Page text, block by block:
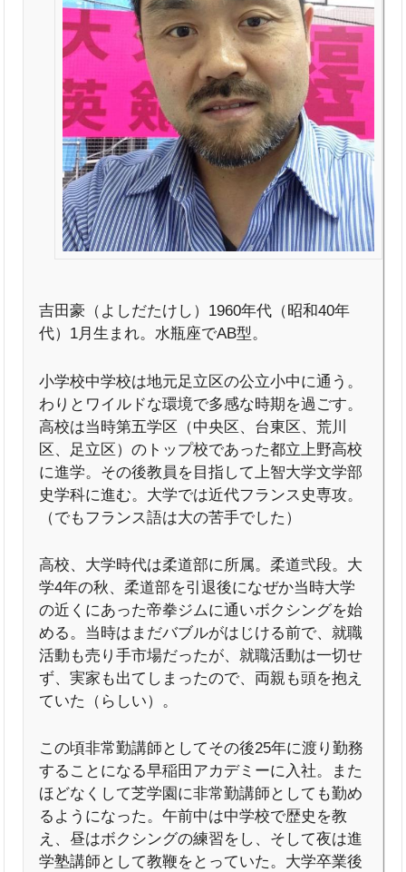
吉田豪（よしだたけし）1960年代（昭和40年
代）1月生まれ。水瓶座でAB型。
小学校中学校は地元足立区の公立小中に通う。
わりとワイルドな環境で多感な時期を過ごす。
高校は当時第五学区（中央区、台東区、荒川
区、足立区）のトップ校であった都立上野高校
に進学。その後教員を目指して上智大学文学部
史学科に進む。大学では近代フランス史専攻。
（でもフランス語は大の苦手でした）
高校、大学時代は柔道部に所属。柔道弐段。大
学4年の秋、柔道部を引退後になぜか当時大学
の近くにあった帝拳ジムに通いボクシングを始
める。当時はまだバブルがはじける前で、就職
活動も売り手市場だったが、就職活動は一切せ
ず、実家も出てしまったので、両親も頭を抱え
ていた（らしい）。
この頃非常勤講師としてその後25年に渡り勤務
することになる早稲田アカデミーに入社。また
ほどなくして芝学園に非常勤講師としても勤め
るようになった。午前中は中学校で歴史を教
え、昼はボクシングの練習をし、そして夜は進
学塾講師として教鞭をとっていた。大学卒業後